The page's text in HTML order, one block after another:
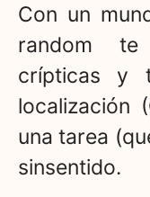
Con un
random
crípticas y
localización
una tarea
sinsentido.